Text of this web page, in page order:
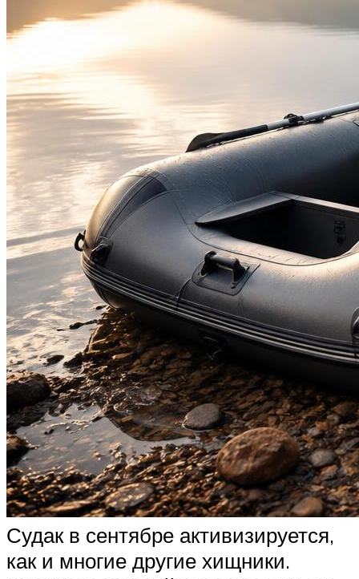
Судак в сентябре активизируется,
как и многие другие хищники.